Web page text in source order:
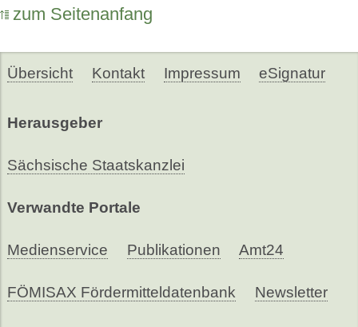
zum Seitenanfang
Übersicht Kontakt Impressum eSignatur
Herausgeber
Sächsische Staatskanzlei
Verwandte Portale
Medienservice Publikationen Amt24
FÖMISAX Fördermitteldatenbank Newsletter